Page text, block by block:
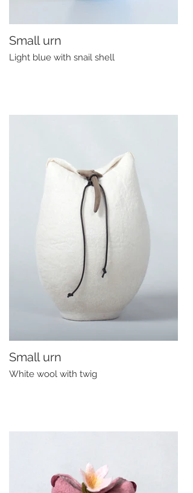
Small urn
Light blue with snail shell
Small urn
White wool with twig